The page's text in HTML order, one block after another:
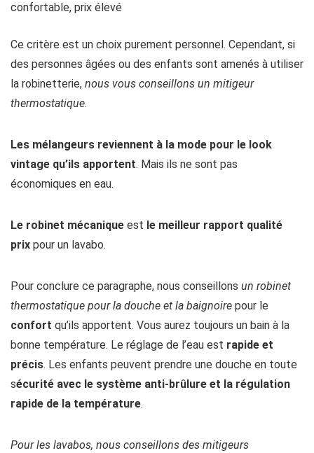
confortable, prix élevé
Ce critère est un choix purement personnel. Cependant, si
des personnes âgées ou des enfants sont amenés à utiliser
la robinetterie, nous vous conseillons un mitigeur
thermostatique.
Les mélangeurs reviennent à la mode pour le look
vintage qu’ils apportent. Mais ils ne sont pas
économiques en eau.
Le robinet mécanique est le meilleur rapport qualité
prix pour un lavabo.
Pour conclure ce paragraphe, nous conseillons un robinet
thermostatique pour la douche et la baignoire pour le
confort qu’ils apportent. Vous aurez toujours un bain à la
bonne température. Le réglage de l’eau est rapide et
précis. Les enfants peuvent prendre une douche en toute
sécurité avec le système anti-brûlure et la régulation
rapide de la température.
Pour les lavabos, nous conseillons des mitigeurs